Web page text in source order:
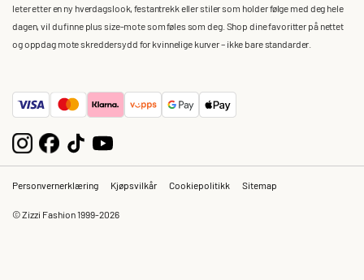
leter etter en ny hverdagslook, festantrekk eller stiler som holder følge med deg hele
dagen, vil du finne plus size-mote som føles som deg. Shop dine favoritter på nettet
og oppdag mote skreddersydd for kvinnelige kurver – ikke bare standarder.
Personvernerklæring Kjøpsvilkår Cookiepolitikk Sitemap
© Zizzi Fashion 1999-2026